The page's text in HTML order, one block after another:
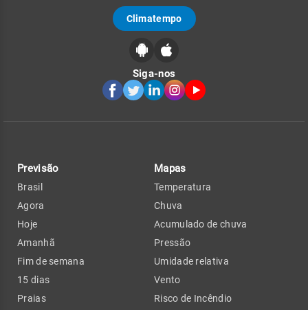
Climatempo
Siga-nos
Previsão
Brasil
Agora
Hoje
Amanhã
Fim de semana
15 dias
Praias
Mapas
Temperatura
Chuva
Acumulado de chuva
Pressão
Umidade relativa
Vento
Risco de Incêndio